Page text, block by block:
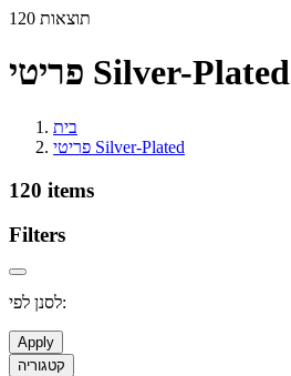
120 תוצאות
פריטי Silver-Plated
בית
פריטי Silver-Plated
120 items
Filters
לסנן לפי:
Apply
קטגוריה